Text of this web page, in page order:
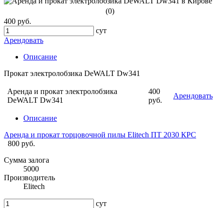
(0)
400 руб.
сут
Арендовать
Описание
Прокат электролобзика DeWALT Dw341
Аренда и прокат электролобзика
DeWALT Dw341
400
руб.
Арендовать
Описание
Аренда и прокат торцовочной пилы Elitech ПТ 2030 КРС
800 руб.
Сумма залога
5000
Производитель
Elitech
сут